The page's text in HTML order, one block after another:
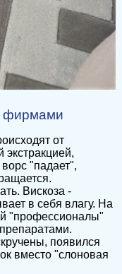
фирмами
от
"падает",
Вискоза -
в себя влагу. На
"профессионалы"
появился
вместо "слоновая